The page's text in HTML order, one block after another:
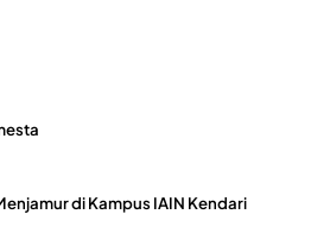
di Kampus IAIN Kendari